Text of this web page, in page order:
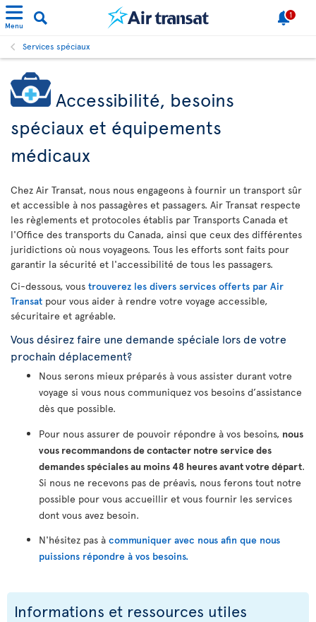
Menu
1
Services spéciaux
Accessibilité, besoins
spéciaux et équipements
médicaux
Chez Air Transat, nous nous engageons à fournir un transport sûr
et accessible à nos passagères et passagers. Air Transat respecte
les règlements et protocoles établis par Transports Canada et
l'Office des transports du Canada, ainsi que ceux des différentes
juridictions où nous voyageons. Tous les efforts sont faits pour
garantir la sécurité et l'accessibilité de tous les passagers.
Ci-dessous, vous trouverez les divers services offerts par Air
Transat pour vous aider à rendre votre voyage accessible,
sécuritaire et agréable.
Vous désirez faire une demande spéciale lors de votre
prochain déplacement?
Nous serons mieux préparés à vous assister durant votre
voyage si vous nous communiquez vos besoins d’assistance
dès que possible.
Pour nous assurer de pouvoir répondre à vos besoins, nous
vous recommandons de contacter notre service des
demandes spéciales au moins 48 heures avant votre départ.
Si nous ne recevons pas de préavis, nous ferons tout notre
possible pour vous accueillir et vous fournir les services
dont vous avez besoin.
N'hésitez pas à communiquer avec nous afin que nous
puissions répondre à vos besoins.
Informations et ressources utiles